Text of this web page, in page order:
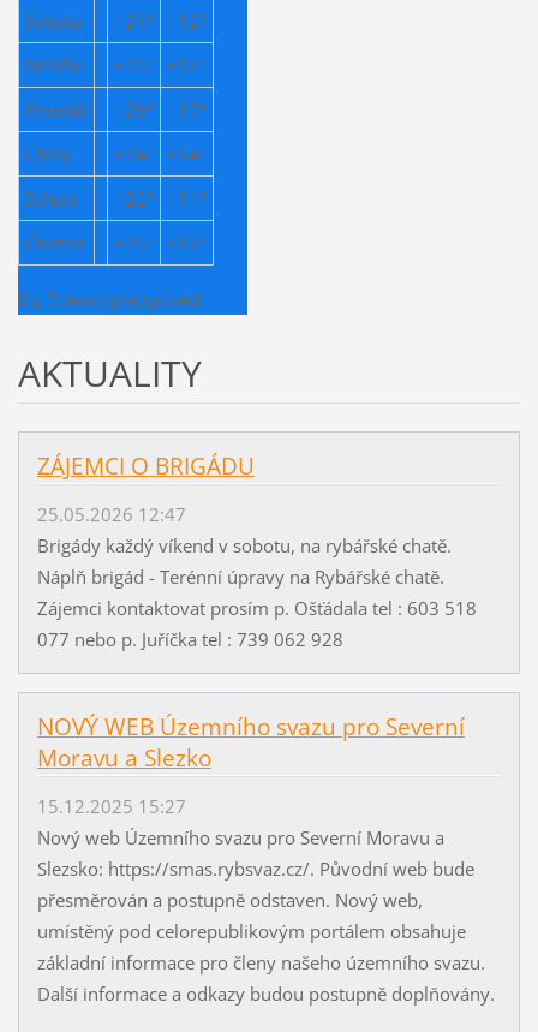
Sobota +24° +12°
Neděle
+25° +12°
Pondělí
+29° +17°
Úterý
+24° +14°
Středa
+22° +11°
Čtvrtek
+25° +13°
Viz 7denní předpověď
AKTUALITY
ZÁJEMCI O BRIGÁDU
25.05.2026 12:47
Brigády každý víkend v sobotu, na rybářské chatě.
Náplň brigád - Terénní úpravy na Rybářské chatě.
Zájemci kontaktovat prosím p. Ošťádala tel : 603 518
077 nebo p. Juříčka tel : 739 062 928
NOVÝ WEB Územního svazu pro Severní
Moravu a Slezko
15.12.2025 15:27
Nový web Územního svazu pro Severní Moravu a
Slezsko: https://smas.rybsvaz.cz/. Původní web bude
přesměrován a postupně odstaven. Nový web,
umístěný pod celorepublikovým portálem obsahuje
základní informace pro členy našeho územního svazu.
Další informace a odkazy budou postupně doplňovány.